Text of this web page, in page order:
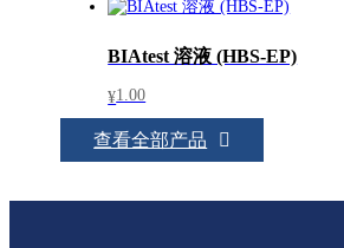
BIAtest 溶液 (HBS-EP)
¥1.00
查看全部产品